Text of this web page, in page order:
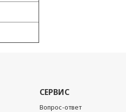
СЕРВИС
Вопрос-ответ